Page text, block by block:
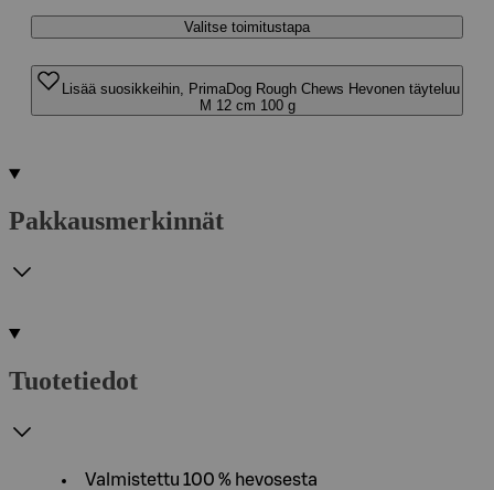
Valitse toimitustapa
Lisää suosikkeihin, PrimaDog Rough Chews Hevonen täyteluu
M 12 cm 100 g
Pakkausmerkinnät
Tuotetiedot
Valmistettu 100 % hevosesta